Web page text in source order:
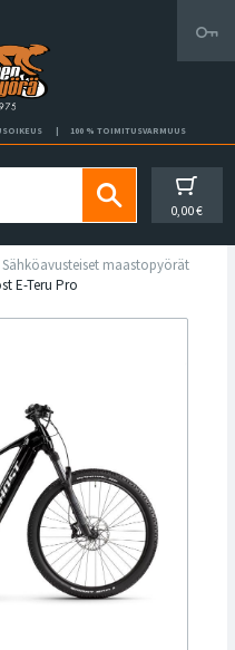
100 % TOIMITUSVARMUUS
0,00 €
Sähköavusteiset maastopyörät
E-Teru Pro